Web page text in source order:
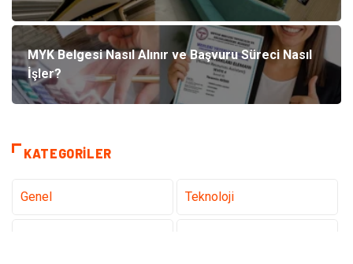
MYK Belgesi Nasıl Alınır ve Başvuru Süreci Nasıl
İşler?
KATEGORILER
Genel Teknoloji